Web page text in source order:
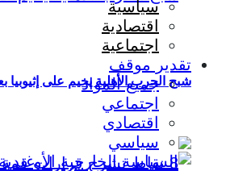
شبح الحرب الأهلية يخيم على إثيوبيا
سياسية
اقتصادية
اجتماعية
تقدير موقف
جميع المواد
اجتماعي
اقتصادي
سياسي